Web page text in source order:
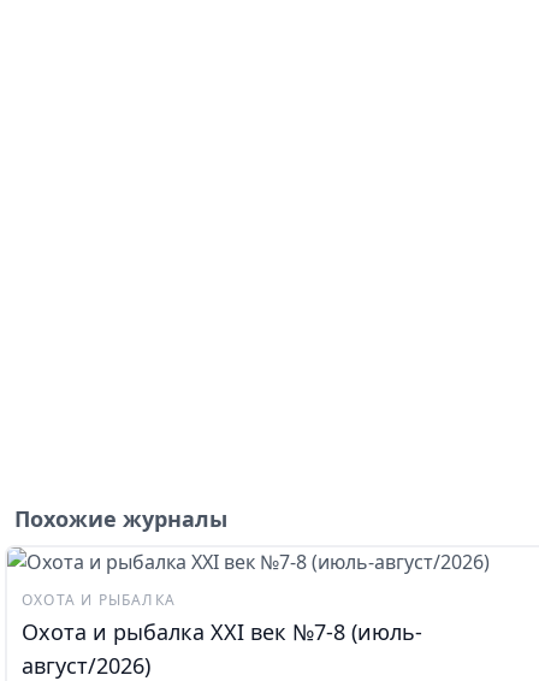
Похожие журналы
ОХОТА И РЫБАЛКА
Охота и рыбалка XXI век №7-8 (июль-
август/2026)